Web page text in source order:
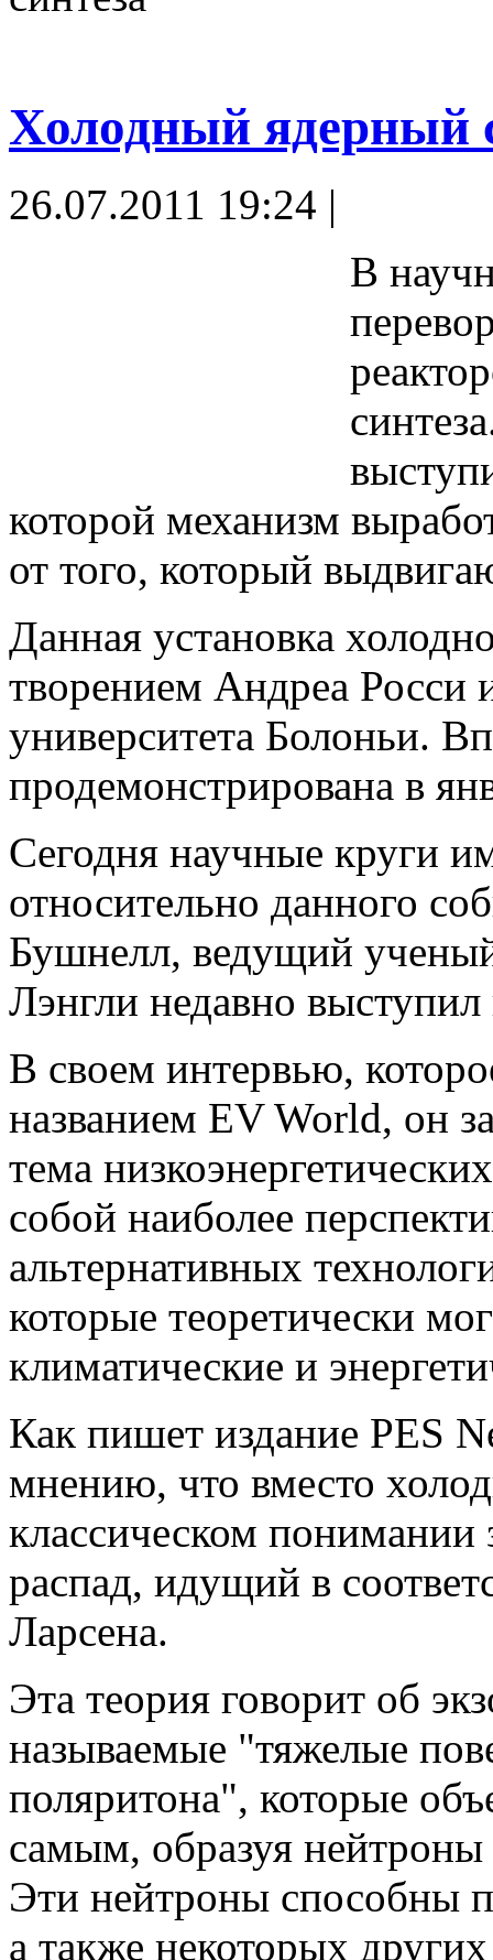
Холодный ядерный
26.07.2011 19:24 |
В
которой механизм
от того, который
Данная установка
творением Андреа
университета Болоньи.
продемонстрирована в
Сегодня научные круги
относительно данного
Бушнелл, ведущий ученый
Лэнгли недавно выступил
В своем интервью,
названием EV World, он
тема
собой наиболее
альтернативных
которые теоретически
климатические и
Как пишет издание PES
мнению, что вместо
классическом понимании
распад, идущий в
Ларсена.
Эта теория говорит об
называемые "тяжелые
поляритона", которые
самым, образуя
Эти нейтроны способны
а также некоторых